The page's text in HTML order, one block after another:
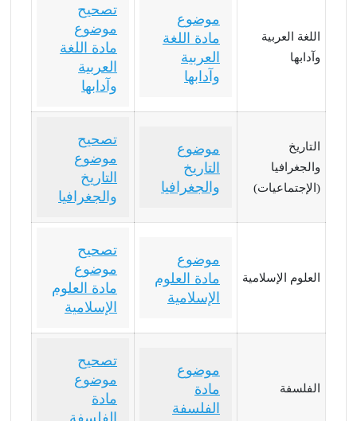
اللغة العربية
وآدابها
موضوع
مادة اللغة
العربية
وآدابها
تصحيح
موضوع
مادة اللغة
العربية
وآدابها
التاريخ
والجغرافيا
(الإجتماعيات)
موضوع
التاريخ
والجغرافيا
تصحيح
موضوع
التاريخ
والجغرافيا
العلوم الإسلامية
موضوع
مادة العلوم
الإسلامية
تصحيح
موضوع
مادة العلوم
الإسلامية
الفلسفة
موضوع
مادة
الفلسفة
تصحيح
موضوع
مادة
الفلسفة